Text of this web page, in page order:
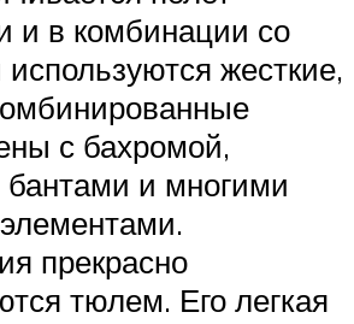
и в комбинации со
жесткие,
с бахромой,
бантами и многими
прекрасно
тюлем. Его легкая